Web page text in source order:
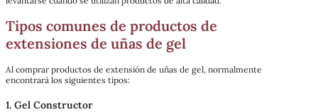
Tipos comunes de productos de
extensiones de uñas de gel
Al comprar productos de extensión de uñas de gel, normalmente
encontrará los siguientes tipos:
1. Gel Constructor